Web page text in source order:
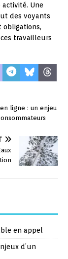
Une
des voyants
obligations,
travailleurs
ligne : un enjeu
en appel
d’un